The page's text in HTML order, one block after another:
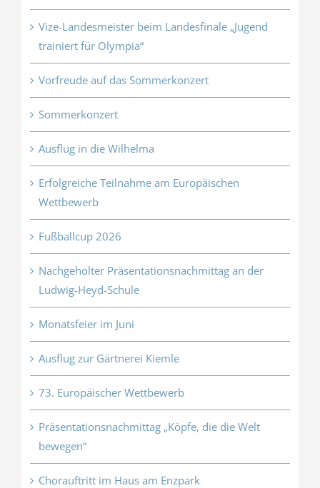
Vize-Landesmeister beim Landesfinale „Jugend
trainiert für Olympia“
Vorfreude auf das Sommerkonzert
Sommerkonzert
Ausflug in die Wilhelma
Erfolgreiche Teilnahme am Europäischen
Wettbewerb
Fußballcup 2026
Nachgeholter Präsentationsnachmittag an der
Ludwig-Heyd-Schule
Monatsfeier im Juni
Ausflug zur Gärtnerei Kiemle
73. Europäischer Wettbewerb
Präsentationsnachmittag „Köpfe, die die Welt
bewegen“
Chorauftritt im Haus am Enzpark